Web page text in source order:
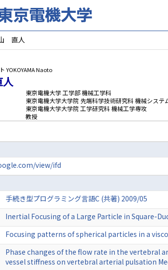
直人
YOKOYAMA Naoto
東京電機大学 工学部 機械工学科
東京電機大学大学院 先端科学技術研究科 機械システ
東京電機大学大学院 工学研究科 機械工学専攻
教授
view/ifd
手続き型プログラミング言語C (共著) 2009/05
Inertial Focusing of a Large Particle in Square-
Focusing patterns of spherical particles in a
Phase changes of the flow rate in the vertebral
vessel stiffness on vertebral arterial pulsation